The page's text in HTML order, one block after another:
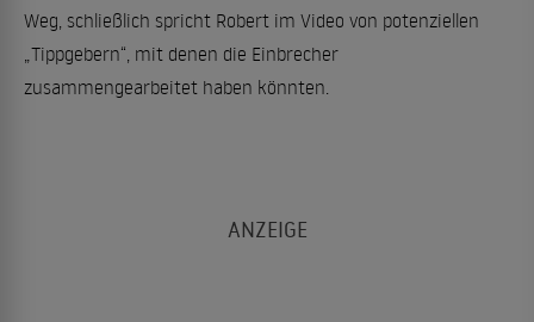
Weg, schließlich spricht Robert im Video von potenziellen
„Tippgebern“, mit denen die Einbrecher
zusammengearbeitet haben könnten.